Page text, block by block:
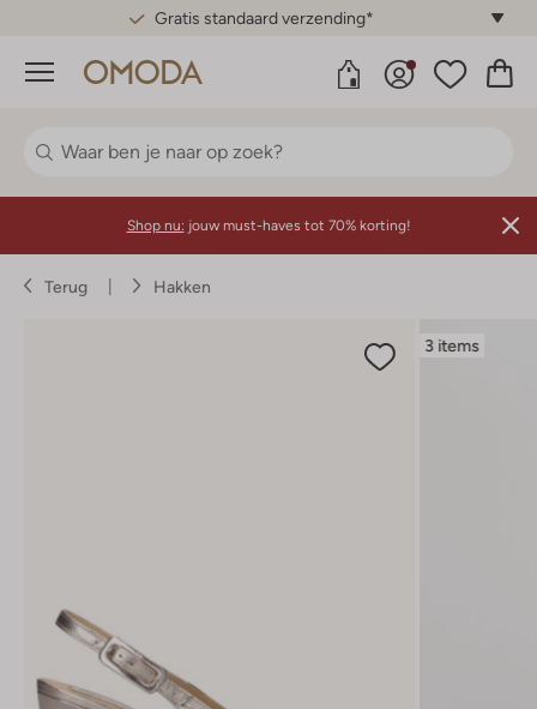
Gratis standaard verzending*
Menu
Shop nu: jouw must-haves tot 70% korting!
Terug Hakken
3 items